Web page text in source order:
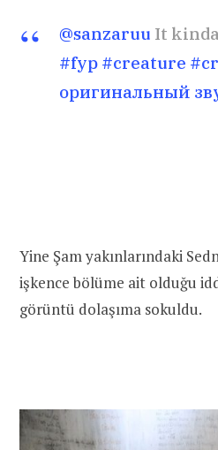
@sanzaruu It
#fyp #creature
оригинальный
Yine Şam yakınlarındaki
işkence bölüme ait olduğu
görüntü dolaşıma sokuldu.